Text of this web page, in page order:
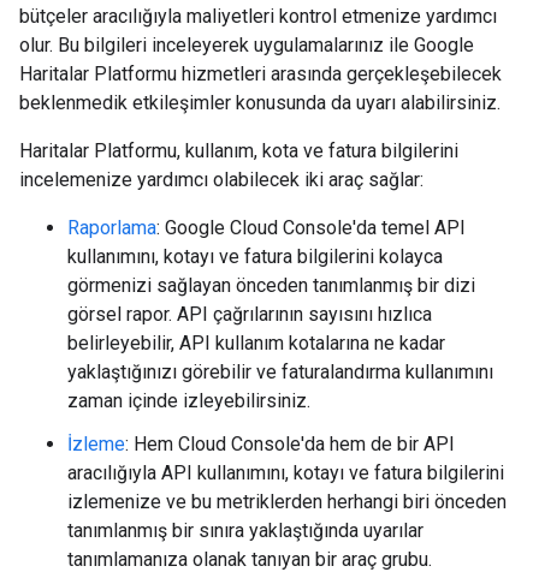
bütçeler aracılığıyla maliyetleri kontrol etmenize yardımcı
olur. Bu bilgileri inceleyerek uygulamalarınız ile Google
Haritalar Platformu hizmetleri arasında gerçekleşebilecek
beklenmedik etkileşimler konusunda da uyarı alabilirsiniz.
Haritalar Platformu, kullanım, kota ve fatura bilgilerini
incelemenize yardımcı olabilecek iki araç sağlar:
Raporlama: Google Cloud Console'da temel API
kullanımını, kotayı ve fatura bilgilerini kolayca
görmenizi sağlayan önceden tanımlanmış bir dizi
görsel rapor. API çağrılarının sayısını hızlıca
belirleyebilir, API kullanım kotalarına ne kadar
yaklaştığınızı görebilir ve faturalandırma kullanımını
zaman içinde izleyebilirsiniz.
İzleme: Hem Cloud Console'da hem de bir API
aracılığıyla API kullanımını, kotayı ve fatura bilgilerini
izlemenize ve bu metriklerden herhangi biri önceden
tanımlanmış bir sınıra yaklaştığında uyarılar
tanımlamanıza olanak tanıyan bir araç grubu.